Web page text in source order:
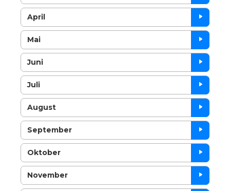
April
Mai
Juni
Juli
August
September
Oktober
November